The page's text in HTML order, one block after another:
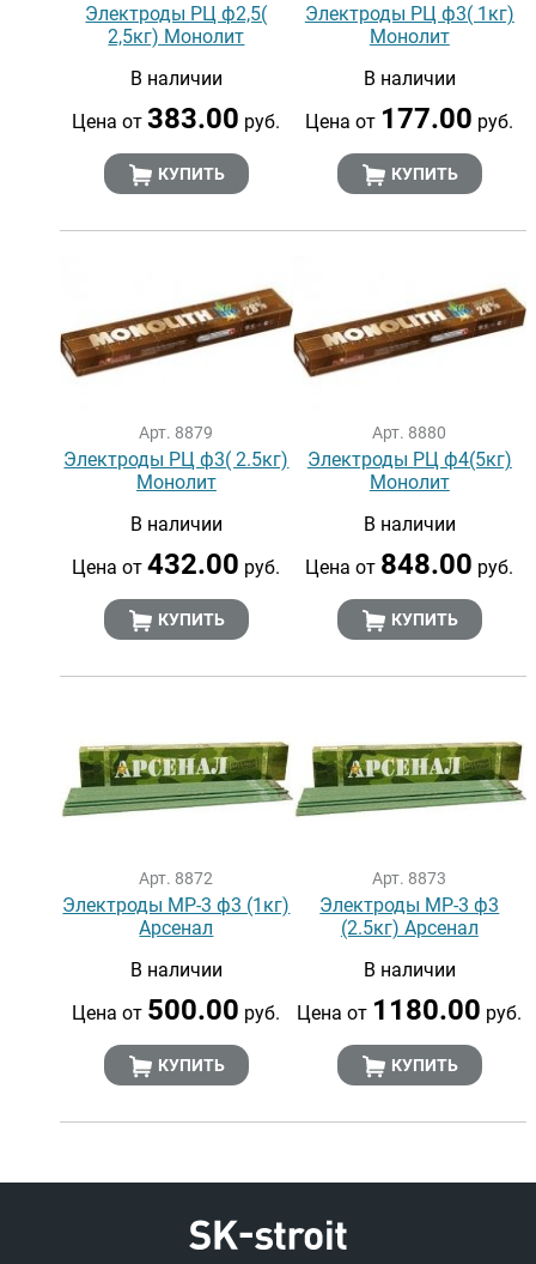
Электроды РЦ ф2,5(
2,5кг) Монолит
В наличии
Цена от383.00 руб.
КУПИТЬ
Электроды РЦ ф3( 1кг)
Монолит
В наличии
Цена от 177.00 руб.
КУПИТЬ
Арт. 8879
Электроды РЦ ф3( 2.5кг)
Монолит
В наличии
Цена от432.00 руб.
КУПИТЬ
Арт. 8880
Электроды РЦ ф4(5кг)
Монолит
В наличии
Цена от 848.00 руб.
КУПИТЬ
Арт. 8872
Электроды МР-3 ф3 (1кг)
Арсенал
В наличии
Цена от 500.00 руб.
КУПИТЬ
Арт. 8873
Электроды МР-3 ф3
(2.5кг) Арсенал
В наличии
Цена от 1180.00 руб.
КУПИТЬ